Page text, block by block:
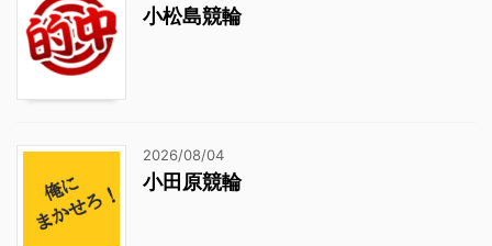
小松島競輪
2026/08/04
小田原競輪